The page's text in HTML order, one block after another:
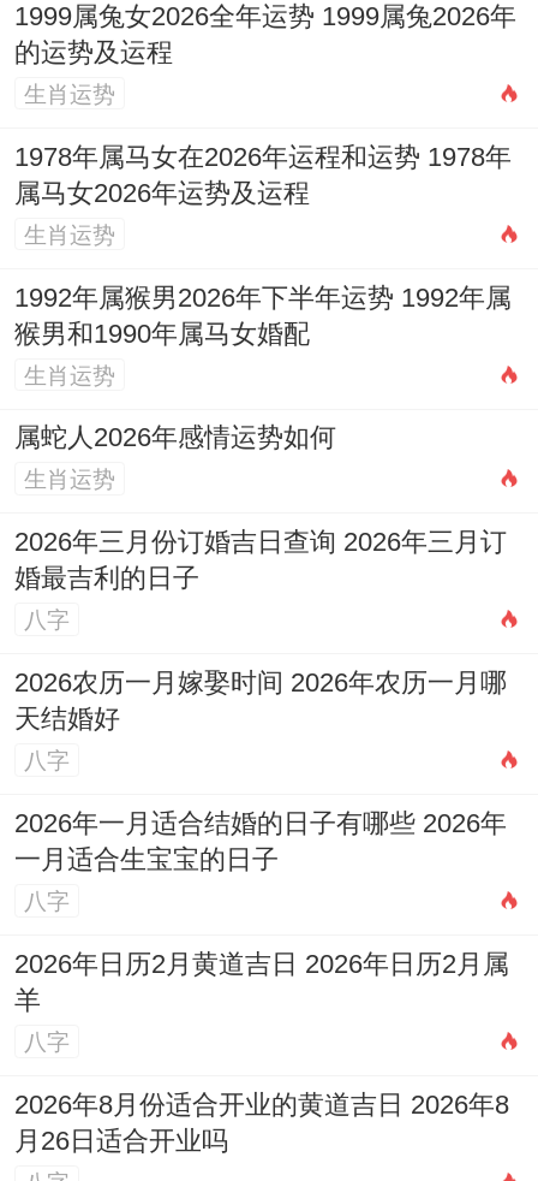
年丙子鼠（30岁）：财星合身，桃花运势强
劲，利于婚恋嫁娶，事业上得异性贵人相
合结婚、订婚等喜事冲喜，2008年戊子鼠
（18岁）：学业压力巨大，面临高考、升学
等关键考试，情绪易烦躁，与师长关系紧
张，家长需合理疏导，为其营造安静学习环
境，可于书房东北文昌位摆放
名以助文思。
月份运势逐月详解
定计划，不宜冒进，二月（辛卯）：桃花渐
显，人缘回暖，利社交开拓，三月（壬
四月（癸巳）：财官双美，事业有突破机
遇，需全力把握，五月（甲午）：冲太岁之
决策延后，六月（乙未）：害太岁，小人暗
算，健康下滑，注意饮食。
七月（丙申）：偏财再现。驿马星动，利远
方求财或短期出差，八月（丁酉）：正财合
身，工作成果转化为实际收益，感情升温，
九月（戊戌）：七杀攻身，压力空前，注意
1999属兔女2026全年运势 1999属兔2026年
的运势及运程
生肖运势
1978年属马女在2026年运程和运势 1978年
属马女2026年运势及运程
生肖运势
1992年属猴男2026年下半年运势 1992年属
猴男和1990年属马女婚配
生肖运势
属蛇人2026年感情运势如何
生肖运势
2026年三月份订婚吉日查询 2026年三月订
婚最吉利的日子
八字
2026农历一月嫁娶时间 2026年农历一月哪
天结婚好
八字
2026年一月适合结婚的日子有哪些 2026年
一月适合生宝宝的日子
八字
2026年日历2月黄道吉日 2026年日历2月属
羊
八字
2026年8月份适合开业的黄道吉日 2026年8
月26日适合开业吗